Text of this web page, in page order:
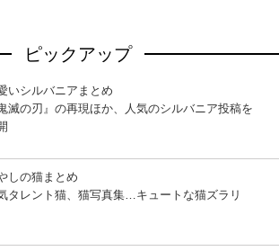
ピックアップ
いシルバニアまとめ
鬼滅の刃』の再現ほか、人気のシルバニア投稿を
しの猫まとめ
タレント猫、猫写真集…キュートな猫ズラリ